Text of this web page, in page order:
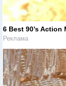
6 Best 90’s
Реклама